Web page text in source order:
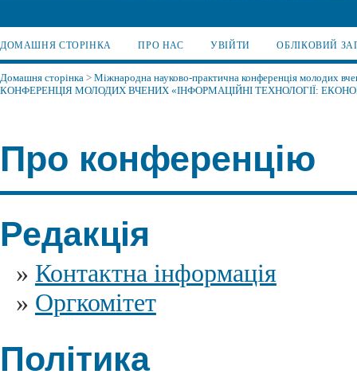
ДОМАШНЯ СТОРІНКА ПРО НАС УВІЙТИ ОБЛІКОВИЙ
Домашня сторінка > Міжнародна науково-практична конференція молодих
КОНФЕРЕНЦІЯ МОЛОДИХ ВЧЕНИХ «ІНФОРМАЦІЙНІ ТЕХНОЛОГІЇ:
Про конференцію
Редакція
» Контактна інформація
» Оргкомітет
Політика